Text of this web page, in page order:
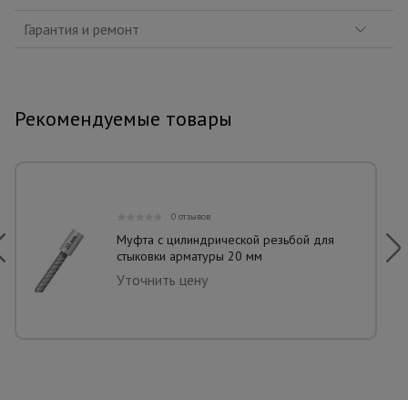
Гарантия и ремонт
Рекомендуемые товары
0 отзывов
Муфта с цилиндрической резьбой для
стыковки арматуры 20 мм
Уточнить цену